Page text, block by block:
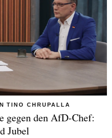
TINO CHRUPALLA
gegen den AfD-Chef:
Jubel